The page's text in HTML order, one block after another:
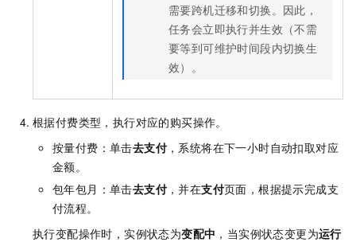
需要跨机迁移和切换。因此，
任务会立即执行并生效（不需
要等到可维护时间段内切换生
效）。
根据付费类型，执行对应的购买操作。
按量付费：单击去支付，系统将在下一小时自动扣取对应
金额。
包年包月：单击去支付，并在支付页面，根据提示完成支
付流程。
执行变配操作时，实例状态为变配中 ，当实例状态变更为运行